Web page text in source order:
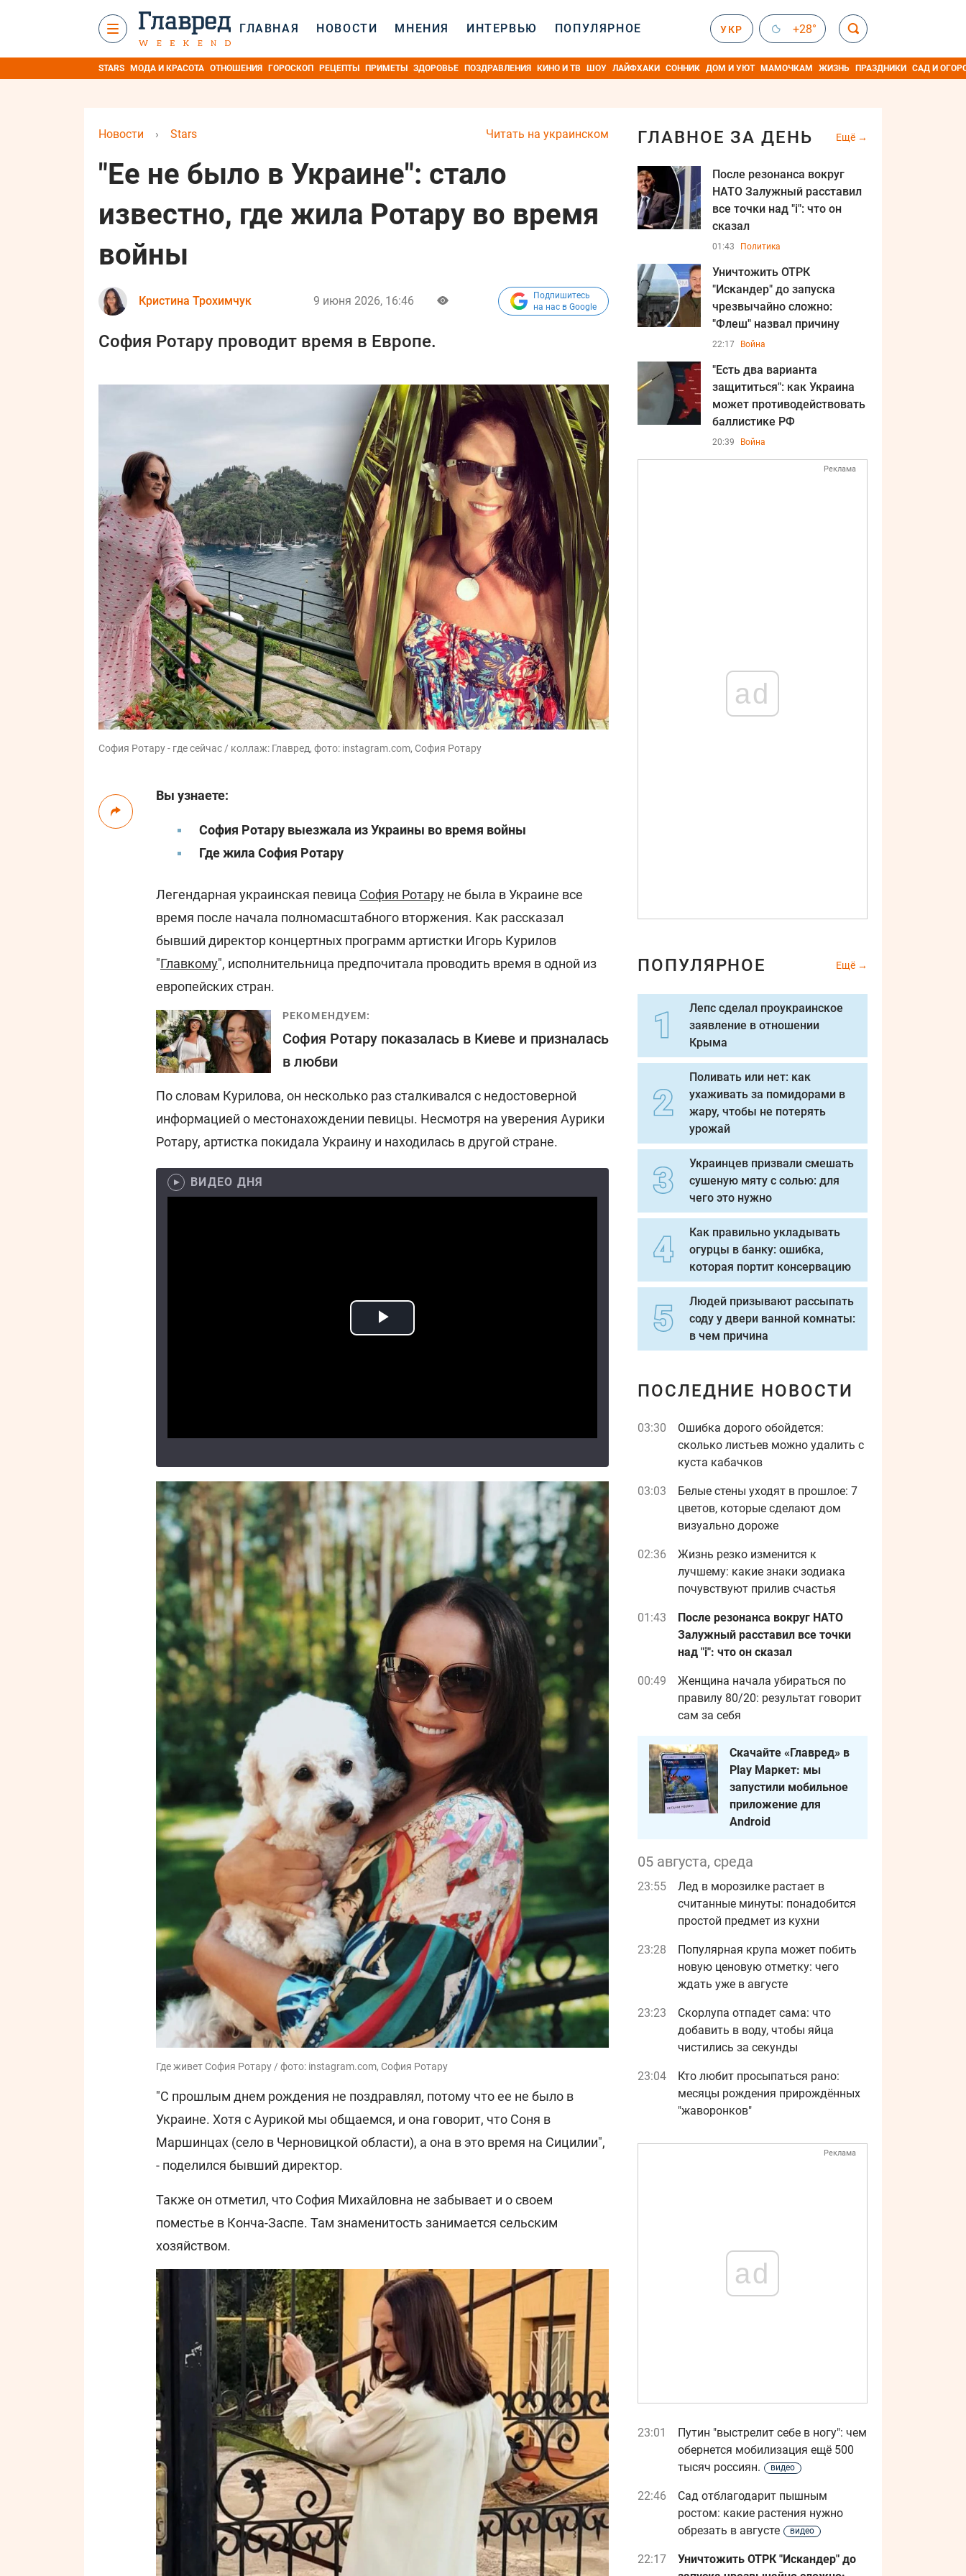
ГЛАВНАЯ НОВОСТИ МНЕНИЯ ИНТЕРВЬЮ ПОПУЛЯРНОЕ УКР +28°
STARS МОДА И КРАСОТА ОТНОШЕНИЯ ГОРОСКОП РЕЦЕПТЫ ПРИМЕТЫ ЗДОРОВЬЕ ПОЗДРАВЛЕНИЯ КИНО И ТВ ШОУ ЛАЙФХАКИ СОННИК ДОМ И УЮТ МАМОЧКАМ ЖИЗНЬ ПРАЗДНИКИ САД И
Читать на украинском
Новости › Stars
"Ее не было в Украине": стало
известно, где жила Ротару во время
войны
Кристина Трохимчук 9 июня 2026, 16:46
Подпишитесь
на нас в Google
София Ротару проводит время в Европе.
София Ротару - где сейчас / коллаж: Главред, фото: instagram.com, София Ротару
Вы узнаете:
София Ротару выезжала из Украины во время войны
Где жила София Ротару
Легендарная украинская певица София Ротару не была в Украине все
время после начала полномасштабного вторжения. Как рассказал
бывший директор концертных программ артистки Игорь Курилов
"Главкому", исполнительница предпочитала проводить время в одной из
европейских стран.
РЕКОМЕНДУЕМ:
София Ротару показалась в Киеве и призналась
в любви
По словам Курилова, он несколько раз сталкивался с недостоверной
информацией о местонахождении певицы. Несмотря на уверения Аурики
Ротару, артистка покидала Украину и находилась в другой стране.
ВИДЕО ДНЯ
Где живет София Ротару / фото: instagram.com, София Ротару
"С прошлым днем рождения не поздравлял, потому что ее не было в
Украине. Хотя с Аурикой мы общаемся, и она говорит, что Соня в
Маршинцах (село в Черновицкой области), а она в это время на Сицилии",
- поделился бывший директор.
Также он отметил, что София Михайловна не забывает и о своем
поместье в Конча-Заспе. Там знаменитость занимается сельским
хозяйством.
ГЛАВНОЕ ЗА ДЕНЬ Ещё
После резонанса вокруг
НАТО Залужный расставил
все точки над "i": что он
сказал
01:43 Политика
Уничтожить ОТРК
"Искандер" до запуска
чрезвычайно сложно:
"Флеш" назвал причину
22:17 Война
"Есть два варианта
защититься": как Украина
может противодействовать
баллистике РФ
20:39 Война
Реклама
ad
ПОПУЛЯРНОЕ Ещё
Лепс сделал проукраинское
заявление в отношении
Крыма
Поливать или нет: как
ухаживать за помидорами в
жару, чтобы не потерять
урожай
Украинцев призвали смешать
сушеную мяту с солью: для
чего это нужно
Как правильно укладывать
огурцы в банку: ошибка,
которая портит консервацию
Людей призывают рассыпать
соду у двери ванной комнаты:
в чем причина
ПОСЛЕДНИЕ НОВОСТИ
03:30
Ошибка дорого обойдется:
сколько листьев можно удалить с
куста кабачков
03:03
Белые стены уходят в прошлое: 7
цветов, которые сделают дом
визуально дороже
02:36
Жизнь резко изменится к
лучшему: какие знаки зодиака
почувствуют прилив счастья
01:43
После резонанса вокруг НАТО
Залужный расставил все точки
над "i": что он сказал
00:49
Женщина начала убираться по
правилу 80/20: результат говорит
сам за себя
Скачайте «Главред» в
Play Маркет: мы
запустили мобильное
приложение для
Android
05 августа, среда
23:55
Лед в морозилке растает в
считанные минуты: понадобится
простой предмет из кухни
23:28
Популярная крупа может побить
новую ценовую отметку: чего
ждать уже в августе
23:23
Скорлупа отпадет сама: что
добавить в воду, чтобы яйца
чистились за секунды
23:04
Кто любит просыпаться рано:
месяцы рождения прирождённых
"жаворонков"
Реклама
ad
23:01
Путин "выстрелит себе в ногу": чем
обернется мобилизация ещё 500
тысяч россиян.
видео
22:46
Сад отблагодарит пышным
ростом: какие растения нужно
обрезать в августе
видео
22:17
Уничтожить ОТРК "Искандер" до